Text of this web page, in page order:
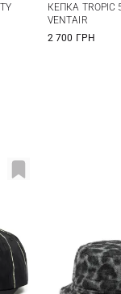
КЕПКА TROPIC
VENTAIR
2 700 ГРН